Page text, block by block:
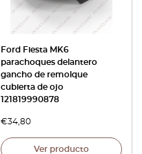
Ford Fiesta MK6
parachoques delantero
gancho de remolque
cubierta de ojo
121819990878
€34,80
Ver producto